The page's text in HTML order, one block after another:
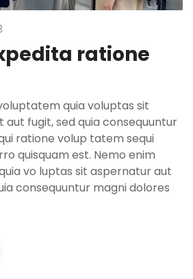
ratione
quia voluptas sit
fugit, sed quia consequuntur
ratione volup tatem sequi
quisquam est. Nemo enim
vo luptas sit aspernatur aut
consequuntur magni dolores